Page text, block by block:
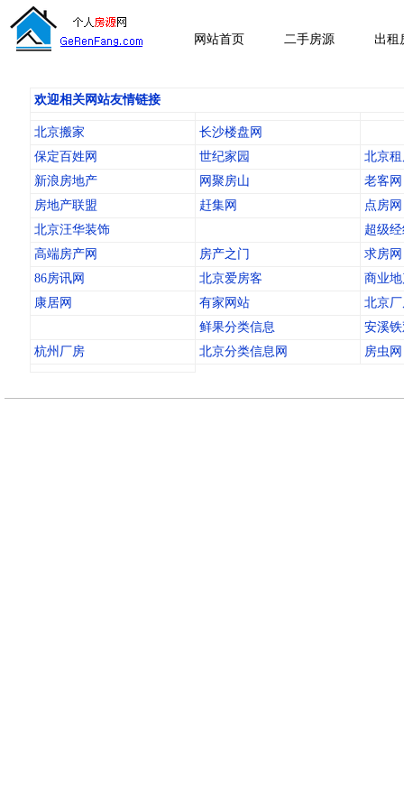
网站首页 二手房源 出租
欢迎相关网站友情链接
北京搬家
长沙楼盘网
保定百姓网
世纪家园
北京租
新浪房地产
网聚房山
老客网
房地产联盟
赶集网
点房网
北京汪华装饰
超级
高端房产网
房产之门
求房网
86房讯网
北京爱房客
商业
康居网
有家网站
北京
鲜果分类信息
安溪
杭州厂房
北京分类信息网 房虫网